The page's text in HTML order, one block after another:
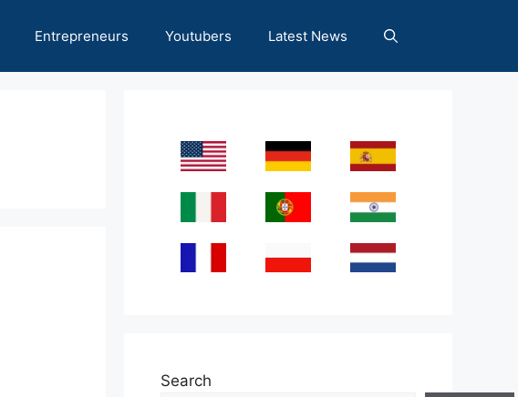
Entrepreneurs Youtubers Latest News
Search